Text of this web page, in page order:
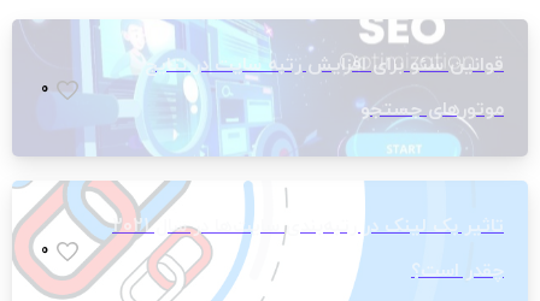
قوانین سئو برای افزایش رتبه سایت در نتایج
موتورهای جستجو
0
تاثیر بک لینک‌ در رتبه‌بندی سایت‌ها در سال 2021
چقدر است؟
0